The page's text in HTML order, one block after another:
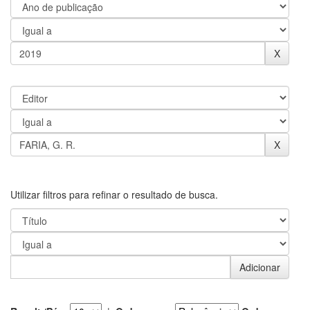
Utilizar filtros para refinar o resultado de busca.